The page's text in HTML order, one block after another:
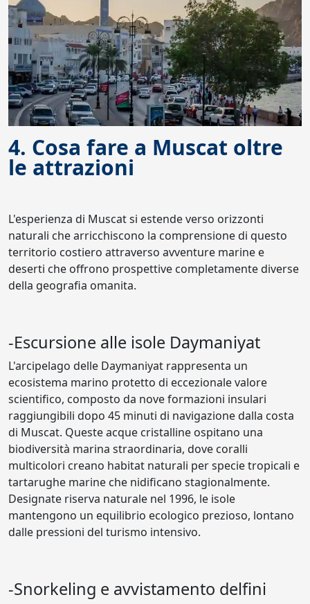
4. Cosa fare a Muscat oltre
le attrazioni
L'esperienza di Muscat si estende verso orizzonti
naturali che arricchiscono la comprensione di questo
territorio costiero attraverso avventure marine e
deserti che offrono prospettive completamente diverse
della geografia omanita.
-Escursione alle isole Daymaniyat
L'arcipelago delle Daymaniyat rappresenta un
ecosistema marino protetto di eccezionale valore
scientifico, composto da nove formazioni insulari
raggiungibili dopo 45 minuti di navigazione dalla costa
di Muscat. Queste acque cristalline ospitano una
biodiversità marina straordinaria, dove coralli
multicolori creano habitat naturali per specie tropicali e
tartarughe marine che nidificano stagionalmente.
Designate riserva naturale nel 1996, le isole
mantengono un equilibrio ecologico prezioso, lontano
dalle pressioni del turismo intensivo.
-Snorkeling e avvistamento delfini